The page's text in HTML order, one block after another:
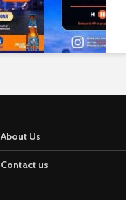
About Us
Contact us